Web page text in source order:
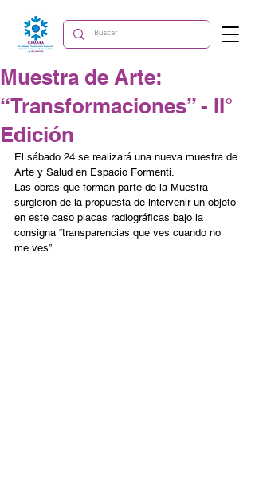
Muestra de Arte:
“Transformaciones” - II°
Edición
El sábado 24 se realizará una nueva muestra de
Arte y Salud en Espacio Formenti.
Las obras que forman parte de la Muestra
surgieron de la propuesta de intervenir un objeto
en este caso placas radiográficas bajo la
consigna “transparencias que ves cuando no
me ves”